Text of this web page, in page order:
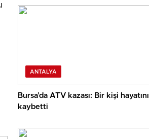
ANTALYA
Bursa’da ATV kazası: Bir kişi hayatını
kaybetti